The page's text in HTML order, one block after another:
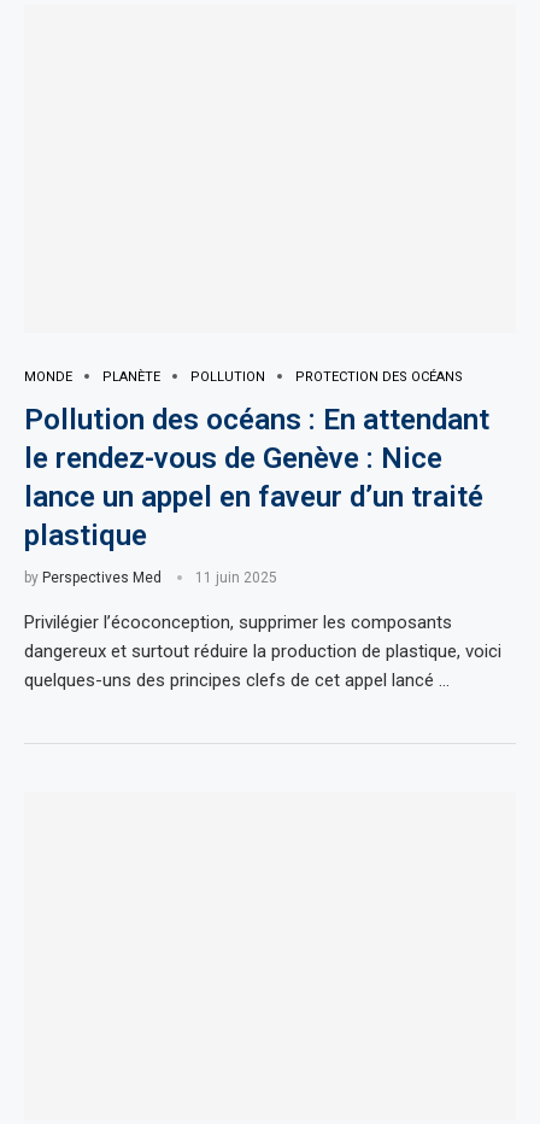
MONDE PLANÈTE POLLUTION PROTECTION DES OCÉANS
Pollution des océans : En attendant
le rendez-vous de Genève : Nice
lance un appel en faveur d’un traité
plastique
by Perspectives Med 11 juin 2025
Privilégier l’écoconception, supprimer les composants
dangereux et surtout réduire la production de plastique, voici
quelques-uns des principes clefs de cet appel lancé …